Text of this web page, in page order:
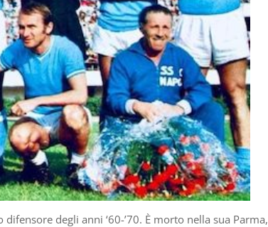
degli anni ‘60-’70. È morto nella sua Parma,